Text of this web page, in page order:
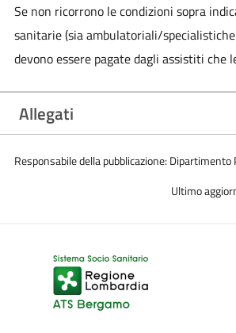
Se non ricorrono le condizioni sopra
sanitarie (sia ambulatoriali/
devono essere pagate dagli assistiti che
Allegati
Responsabile della pubblicazione: Dipartimento
Ultimo